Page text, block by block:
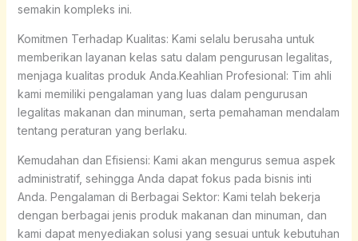
semakin kompleks ini.
Komitmen Terhadap Kualitas: Kami selalu berusaha untuk
memberikan layanan kelas satu dalam pengurusan legalitas,
menjaga kualitas produk Anda.Keahlian Profesional: Tim ahli
kami memiliki pengalaman yang luas dalam pengurusan
legalitas makanan dan minuman, serta pemahaman mendalam
tentang peraturan yang berlaku.
Kemudahan dan Efisiensi: Kami akan mengurus semua aspek
administratif, sehingga Anda dapat fokus pada bisnis inti
Anda. Pengalaman di Berbagai Sektor: Kami telah bekerja
dengan berbagai jenis produk makanan dan minuman, dan
kami dapat menyediakan solusi yang sesuai untuk kebutuhan